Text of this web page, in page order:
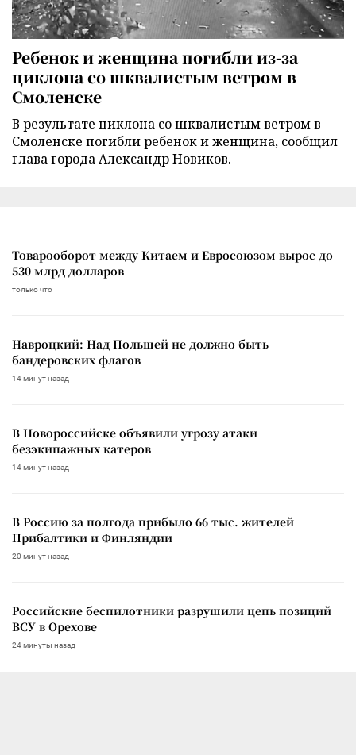
Ребенок и женщина погибли из-за
циклона со шквалистым ветром в
Смоленске
В результате циклона со шквалистым ветром в
Смоленске погибли ребенок и женщина, сообщил
глава города Александр Новиков.
Товарооборот между Китаем и Евросоюзом вырос до
530 млрд долларов
только что
Навроцкий: Над Польшей не должно быть
бандеровских флагов
14 минут назад
В Новороссийске объявили угрозу атаки
безэкипажных катеров
14 минут назад
В Россию за полгода прибыло 66 тыс. жителей
Прибалтики и Финляндии
20 минут назад
Российские беспилотники разрушили цепь позиций
ВСУ в Орехове
24 минуты назад